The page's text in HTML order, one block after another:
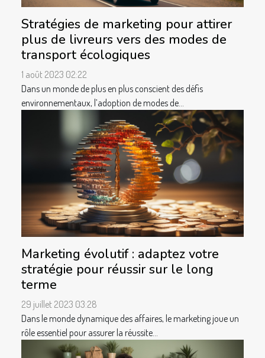
Stratégies de marketing pour attirer
plus de livreurs vers des modes de
transport écologiques
1 août 2023 02:22
Dans un monde de plus en plus conscient des défis
environnementaux, l’adoption de modes de...
Marketing évolutif : adaptez votre
stratégie pour réussir sur le long
terme
29 juillet 2023 03:28
Dans le monde dynamique des affaires, le marketing joue un
rôle essentiel pour assurer la réussite...